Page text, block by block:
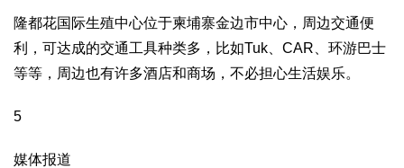
隆都花国际生殖中心位于柬埔寨金边市中心，周边交通便
利，可达成的交通工具种类多，比如Tuk CAR 、环游巴士
等等，周边也有许多酒店和商场，不必担心生活娱乐。
5
媒体报道